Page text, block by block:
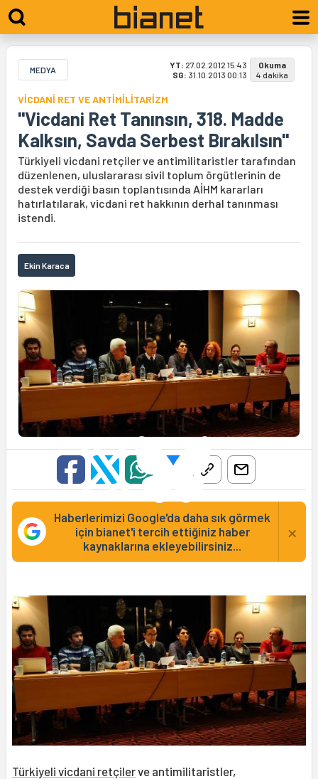
MEDYA YT: 27.02.2012 15:43
SG: 31.10.2013 00:13
Okuma
4 dakika
VİCDANİ RET VE ANTİMİLİTARİZM
"Vicdani Ret Tanınsın, 318. Madde
Kalksın, Savda Serbest Bırakılsın"
Türkiyeli vicdani retçiler ve antimilitaristler tarafından
düzenlenen, uluslararası sivil toplum örgütlerinin de
destek verdiği basın toplantısında AİHM kararları
hatırlatılarak, vicdani ret hakkının derhal tanınması
istendi.
Ekin Karaca
Haberlerimizi Google'da daha sık görmek
için bianet'i tercih ettiğiniz haber
kaynaklarına ekleyebilirsiniz...
×
Türkiyeli vicdani retçilerve antimilitaristler,